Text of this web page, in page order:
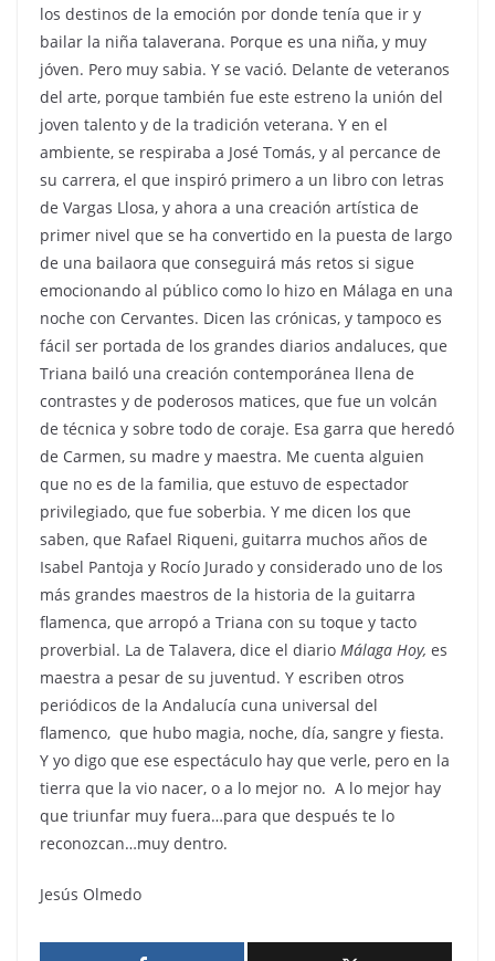
los destinos de la emoción por donde tenía que ir y
bailar la niña talaverana. Porque es una niña, y muy
jóven. Pero muy sabia. Y se vació. Delante de veteranos
del arte, porque también fue este estreno la unión del
joven talento y de la tradición veterana. Y en el
ambiente, se respiraba a José Tomás, y al percance de
su carrera, el que inspiró primero a un libro con letras
de Vargas Llosa, y ahora a una creación artística de
primer nivel que se ha convertido en la puesta de largo
de una bailaora que conseguirá más retos si sigue
emocionando al público como lo hizo en Málaga en una
noche con Cervantes. Dicen las crónicas, y tampoco es
fácil ser portada de los grandes diarios andaluces, que
Triana bailó una creación contemporánea llena de
contrastes y de poderosos matices, que fue un volcán
de técnica y sobre todo de coraje. Esa garra que heredó
de Carmen, su madre y maestra. Me cuenta alguien
que no es de la familia, que estuvo de espectador
privilegiado, que fue soberbia. Y me dicen los que
saben, que Rafael Riqueni, guitarra muchos años de
Isabel Pantoja y Rocío Jurado y considerado uno de los
más grandes maestros de la historia de la guitarra
flamenca, que arropó a Triana con su toque y tacto
proverbial. La de Talavera, dice el diario Málaga Hoy, es
maestra a pesar de su juventud. Y escriben otros
periódicos de la Andalucía cuna universal del
flamenco, que hubo magia, noche, día, sangre y fiesta.
Y yo digo que ese espectáculo hay que verle, pero en la
tierra que la vio nacer, o a lo mejor no. A lo mejor hay
que triunfar muy fuera…para que después te lo
reconozcan…muy dentro.
Jesús Olmedo